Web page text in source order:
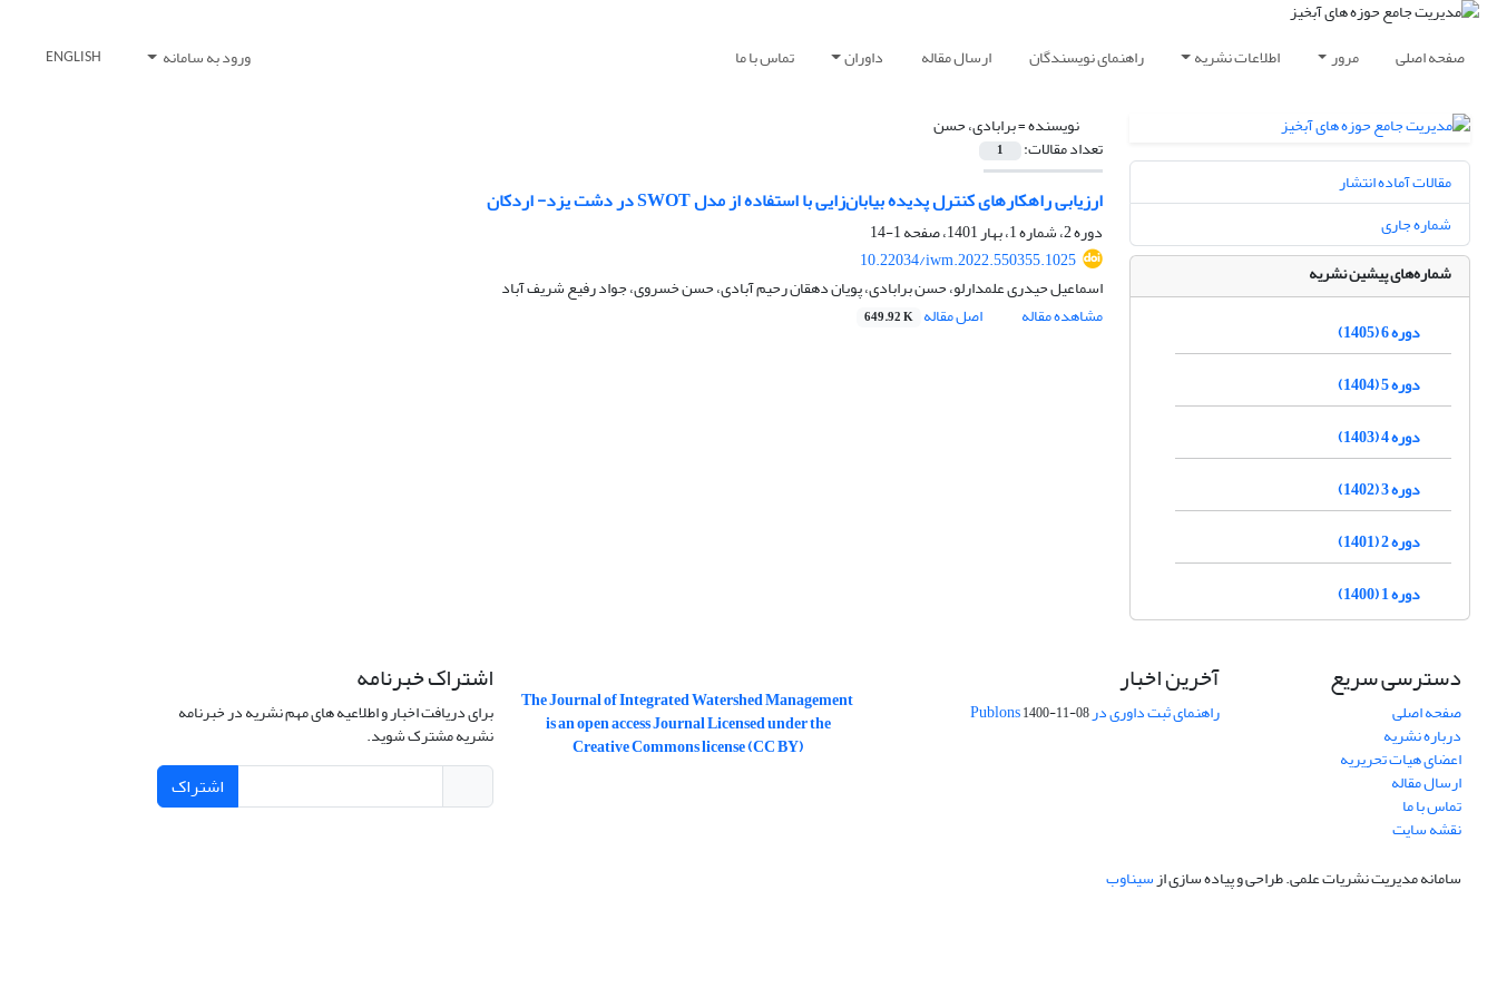
صفحه اصلی مرور اطلاعات نشریه راهنمای نویسندگان ارسال مقاله داوران تماس با ما ورود به سامانه ENGLISH
نویسنده =برابادی، حسن
تعداد مقالات: 1
ارزیابی راهکارهای کنترل پدیده بیابان‌زایی با استفاده از مدل SWOT در دشت یزد- اردکان
دوره 2، شماره 1، بهار 1401، صفحه
1-14
10.22034/iwm.2022.550355.1025
اسماعیل حیدری علمدارلو، حسن برابادی، پویان دهقان رحیم آبادی، حسن خسروی، جواد رفیع شریف آباد
مشاهده مقاله
اصل مقاله 649.92 K
مقالات آماده انتشار
شماره جاری
شماره‌های پیشین نشریه
دوره 6 (1405)
دوره 5 (1404)
دوره 4 (1403)
دوره 3 (1402)
دوره 2 (1401)
دوره 1 (1400)
دسترسی سریع
صفحه اصلی
درباره نشریه
اعضای هیات تحریریه
ارسال مقاله
تماس با ما
نقشه سایت
آخرین اخبار
راهنمای ثبت داوری در Publons1400-11-08
The Journal of Integrated Watershed Management
is an open access Journal Licensed under the
Creative Commons license (CC BY)
اشتراک خبرنامه
برای دریافت اخبار و اطلاعیه های مهم نشریه در خبرنامه
نشریه مشترک شوید.
اشتراک
سامانه مدیریت نشریات علمی.طراحی و پیاده سازی ازسیناوب